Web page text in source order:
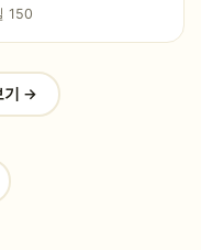
150
기 →